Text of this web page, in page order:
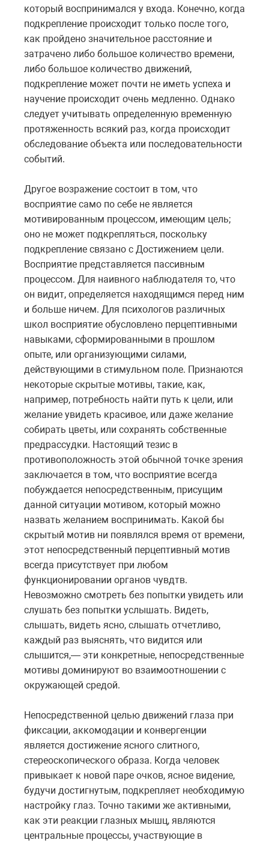
который воспринимался у входа. Конечно, когда
подкрепление происходит только после того,
как пройдено значительное расстояние и
затрачено либо большое количество времени,
либо большое количество движений,
подкрепление может почти не иметь успеха и
научение происходит очень медленно. Однако
следует учитывать определенную временную
протяженность всякий раз, когда происходит
обследование объекта или последовательности
событий.
Другое возражение состоит в том, что
восприятие само по себе не является
мотивированным процессом, имеющим цель;
оно не может подкрепляться, поскольку
подкрепление связано с Достижением цели.
Восприятие представляется пассивным
процессом. Для наивного наблюдателя то, что
он видит, определяется находящимся перед ним
и больше ничем. Для психологов различных
школ восприятие обусловлено перцептивными
навыками, сформированными в прошлом
опыте, или организующими силами,
действующими в стимульном поле. Признаются
некоторые скрытые мотивы, такие, как,
например, потребность найти путь к цели, или
желание увидеть красивое, или даже желание
собирать цветы, или сохранять собственные
предрассудки. Настоящий тезис в
противоположность этой обычной точке зрения
заключается в том, что восприятие всегда
побуждается непосредственным, присущим
данной ситуации мотивом, который можно
назвать желанием воспринимать. Какой бы
скрытый мотив ни появлялся время от времени,
этот непосредственный перцептивный мотив
всегда присутствует при любом
функционировании органов чувдтв.
Невозможно смотреть без попытки увидеть или
слушать без попытки услышать. Видеть,
слышать, видеть ясно, слышать отчетливо,
каждый раз выяснять, что видится или
слышится,— эти конкретные, непосредственные
мотивы доминируют во взаимоотношении с
окружающей средой.
Непосредственной целью движений глаза при
фиксации, аккомодации и конвергенции
является достижение ясного слитного,
стереоскопического образа. Когда человек
привыкает к новой паре очков, ясное видение,
будучи достигнутым, подкрепляет необходимую
настройку глаз. Точно такими же активными,
как эти реакции глазных мышц, являются
центральные процессы, участвующие в